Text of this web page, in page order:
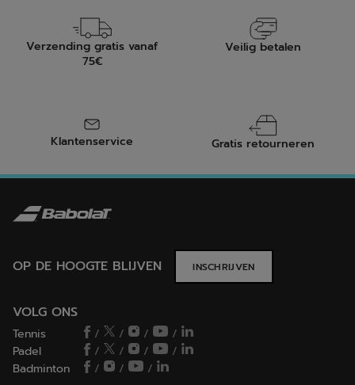
Verzending gratis vanaf
75€
Veilig betalen
Klantenservice Gratis retourneren
OP DE HOOGTE BLIJVEN INSCHRIJVEN
VOLG ONS
Tennis / / /
/
Padel
/ / /
/
Badminton
/ / /